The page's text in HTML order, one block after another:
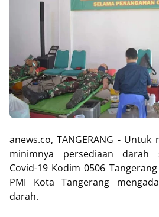
anews.co, TANGERANG -
minimnya persediaan darah
Covid-19 Kodim 0506
PMI Kota Tangerang
darah.